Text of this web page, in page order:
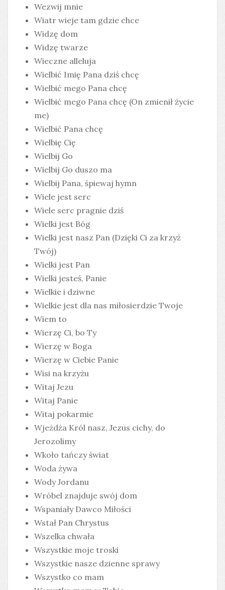
Wezwij mnie
Wiatr wieje tam gdzie chce
Widzę dom
Widzę twarze
Wieczne alleluja
Wielbić Imię Pana dziś chcę
Wielbić mego Pana chcę
Wielbić mego Pana chcę (On zmienił życie
me)
Wielbić Pana chcę
Wielbię Cię
Wielbij Go
Wielbij Go duszo ma
Wielbij Pana, śpiewaj hymn
Wiele jest serc
Wiele serc pragnie dziś
Wielki jest Bóg
Wielki jest nasz Pan (Dzięki Ci za krzyż
Twój)
Wielki jest Pan
Wielki jesteś, Panie
Wielkie i dziwne
Wielkie jest dla nas miłosierdzie Twoje
Wiem to
Wierzę Ci, bo Ty
Wierzę w Boga
Wierzę w Ciebie Panie
Wisi na krzyżu
Witaj Jezu
Witaj Panie
Witaj pokarmie
Wjeżdża Król nasz, Jezus cichy, do
Jerozolimy
Wkoło tańczy świat
Woda żywa
Wody Jordanu
Wróbel znajduje swój dom
Wspaniały Dawco Miłości
Wstał Pan Chrystus
Wszelka chwała
Wszystkie moje troski
Wszystkie nasze dzienne sprawy
Wszystko co mam